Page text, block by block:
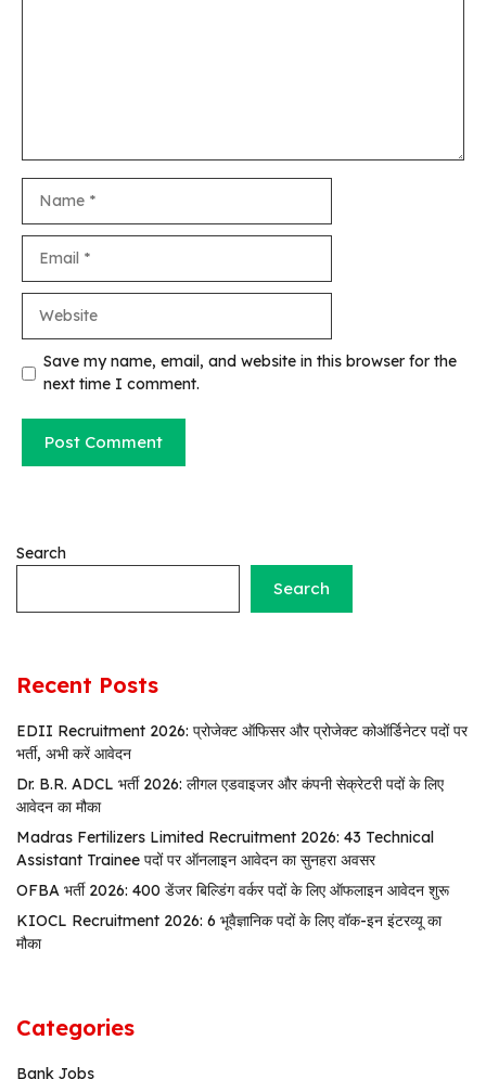
Save my name, email, and website in this browser for the
next time I comment.
Search
Search
Recent Posts
EDII Recruitment 2026: प्रोजेक्ट ऑफिसर और प्रोजेक्ट कोऑर्डिनेटर पदों पर
भर्ती, अभी करें आवेदन
Dr. B.R. ADCL भर्ती 2026: लीगल एडवाइजर और कंपनी सेक्रेटरी पदों के लिए
आवेदन का मौका
Madras Fertilizers Limited Recruitment 2026: 43 Technical
Assistant Trainee पदों पर ऑनलाइन आवेदन का सुनहरा अवसर
OFBA भर्ती 2026: 400 डेंजर बिल्डिंग वर्कर पदों के लिए ऑफलाइन आवेदन शुरू
KIOCL Recruitment 2026: 6 भूवैज्ञानिक पदों के लिए वॉक-इन इंटरव्यू का
मौका
Categories
Bank Jobs